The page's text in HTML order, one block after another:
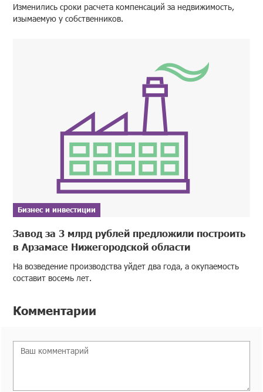
Изменились сроки расчета компенсаций за недвижимость,
изымаемую у собственников.
Бизнес и инвестиции
Завод за 3 млрд рублей предложили построить
в Арзамасе Нижегородской области
На возведение производства уйдет два года, а окупаемость
составит восемь лет.
Комментарии